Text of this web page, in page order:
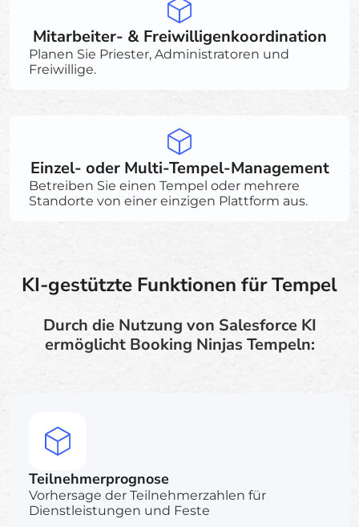
Mitarbeiter- & Freiwilligenkoordination
Planen Sie Priester, Administratoren und
Freiwillige.
Einzel- oder Multi-Tempel-Management
Betreiben Sie einen Tempel oder mehrere
Standorte von einer einzigen Plattform aus.
KI-gestützte Funktionen für Tempel
Durch die Nutzung von Salesforce KI
ermöglicht Booking Ninjas Tempeln:
Teilnehmerprognose
Vorhersage der Teilnehmerzahlen für
Dienstleistungen und Feste